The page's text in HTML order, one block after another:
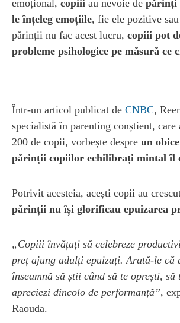
emoțional, copiii au nevoie de părinți
le înțeleg emoțiile, fie ele pozitive
părinții nu fac acest lucru, copiii pot
probleme psihologice pe măsură ce
Într-un articol publicat de CNBC,
specialistă în parenting conștient, care
200 de copii, vorbește despre un
părinții copiilor echilibrați mintal îl
Potrivit acesteia, acești copii au
părinții nu își glorificau epuizarea
„Copiii învățați să celebreze
preț ajung adulți epuizați. Arată-le că
înseamnă să știi când să te oprești, să
apreciezi dincolo de performanță”,
Raouda.